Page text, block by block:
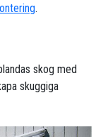
.
skog med
skuggiga